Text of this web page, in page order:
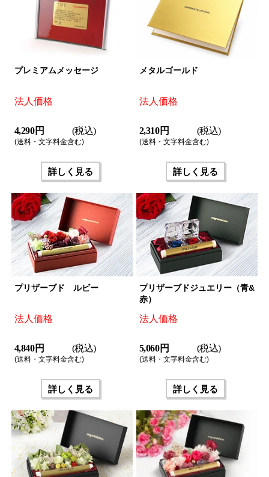
プレミアムメッセージ
法人価格
4,290 円 (税込)
(送料・文字料金含む)
詳しく見る
メタルゴールド
法人価格
2,310 円 (税込)
(送料・文字料金含む)
詳しく見る
プリザーブド ルビー
法人価格
4,840 円 (税込)
(送料・文字料金含む)
詳しく見る
プリザーブドジュエリー（青&
赤）
法人価格
5,060 円 (税込)
(送料・文字料金含む)
詳しく見る